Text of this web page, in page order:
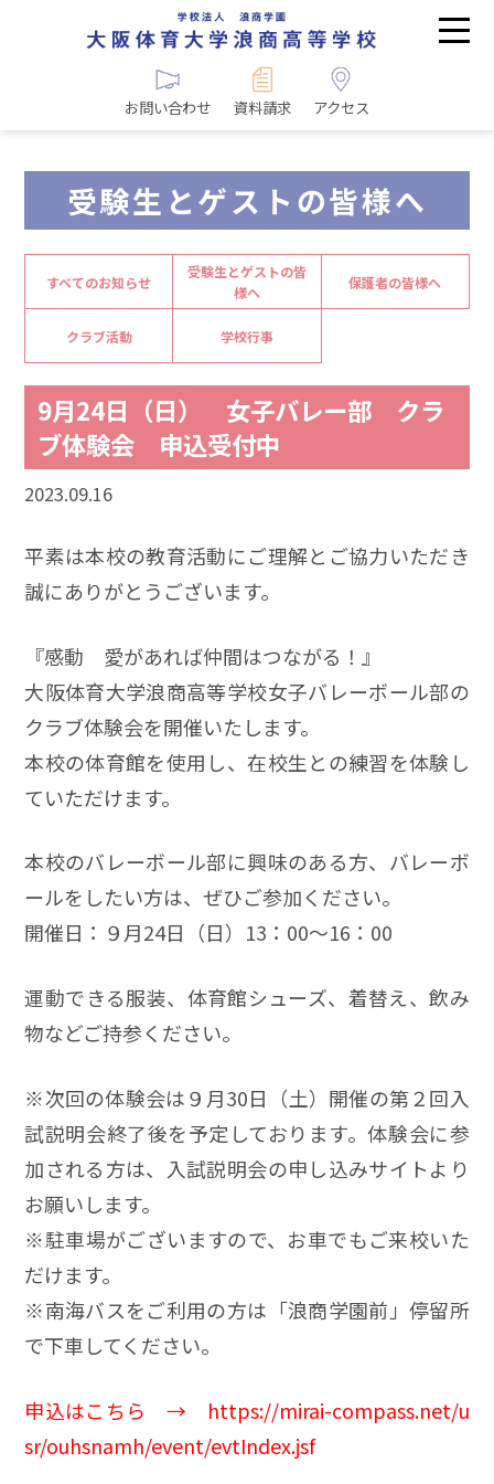
お問い合わせ 資料請求 アクセス
受験生とゲストの皆様へ
すべてのお知らせ
受験生とゲストの皆
様へ
保護者の皆様へ
クラブ活動 学校行事
9月24日（日） 女子バレー部 クラ
ブ体験会 申込受付中
2023.09.16
平素は本校の教育活動にご理解とご協力いただき
誠にありがとうございます。
『感動 愛があれば仲間はつながる！』
大阪体育大学浪商高等学校女子バレーボール部の
クラブ体験会を開催いたします。
本校の体育館を使用し、在校生との練習を体験し
ていただけます。
本校のバレーボール部に興味のある方、バレーボ
ールをしたい方は、ぜひご参加ください。
開催日：９月24日（日）13：00～16：00
運動できる服装、体育館シューズ、着替え、飲み
物などご持参ください。
※次回の体験会は９月30日（土）開催の第２回入
試説明会終了後を予定しております。体験会に参
加される方は、入試説明会の申し込みサイトより
お願いします。
※駐車場がございますので、お車でもご来校いた
だけます。
※南海バスをご利用の方は「浪商学園前」停留所
で下車してください。
申込はこちら → https://mirai-compass.net/u
sr/ouhsnamh/event/evtIndex.jsf